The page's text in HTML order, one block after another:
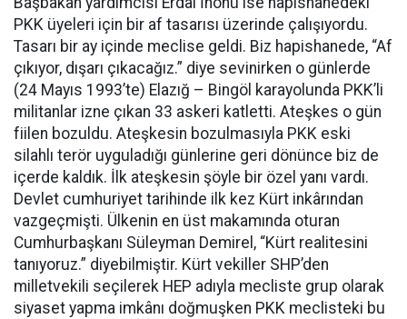
PKK üyeleri için bir af tasarısı üzerinde çalışıyordu.
Tasarı bir ay içinde meclise geldi. Biz hapishanede, “Af
çıkıyor, dışarı çıkacağız.” diye sevinirken o günlerde
(24 Mayıs 1993’te) Elazığ – Bingöl karayolunda PKK’li
militanlar izne çıkan 33 askeri katletti. Ateşkes o gün
fiilen bozuldu. Ateşkesin bozulmasıyla PKK eski
silahlı terör uyguladığı günlerine geri dönünce biz de
içerde kaldık. İlk ateşkesin şöyle bir özel yanı vardı.
Devlet cumhuriyet tarihinde ilk kez Kürt inkârından
vazgeçmişti. Ülkenin en üst makamında oturan
Cumhurbaşkanı Süleyman Demirel, “Kürt realitesini
tanıyoruz.” diyebilmiştir. Kürt vekiller SHP’den
milletvekili seçilerek HEP adıyla mecliste grup olarak
siyaset yapma imkânı doğmuşken PKK meclisteki bu